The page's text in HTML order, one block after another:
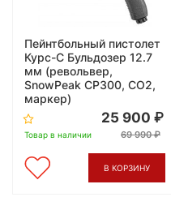
Пейнтбольный пистолет
Курс-С Бульдозер 12.7
мм (револьвер,
SnowPeak CP300, СО2,
маркер)
Товар в наличии
25 900
69 990
В КОРЗИНУ